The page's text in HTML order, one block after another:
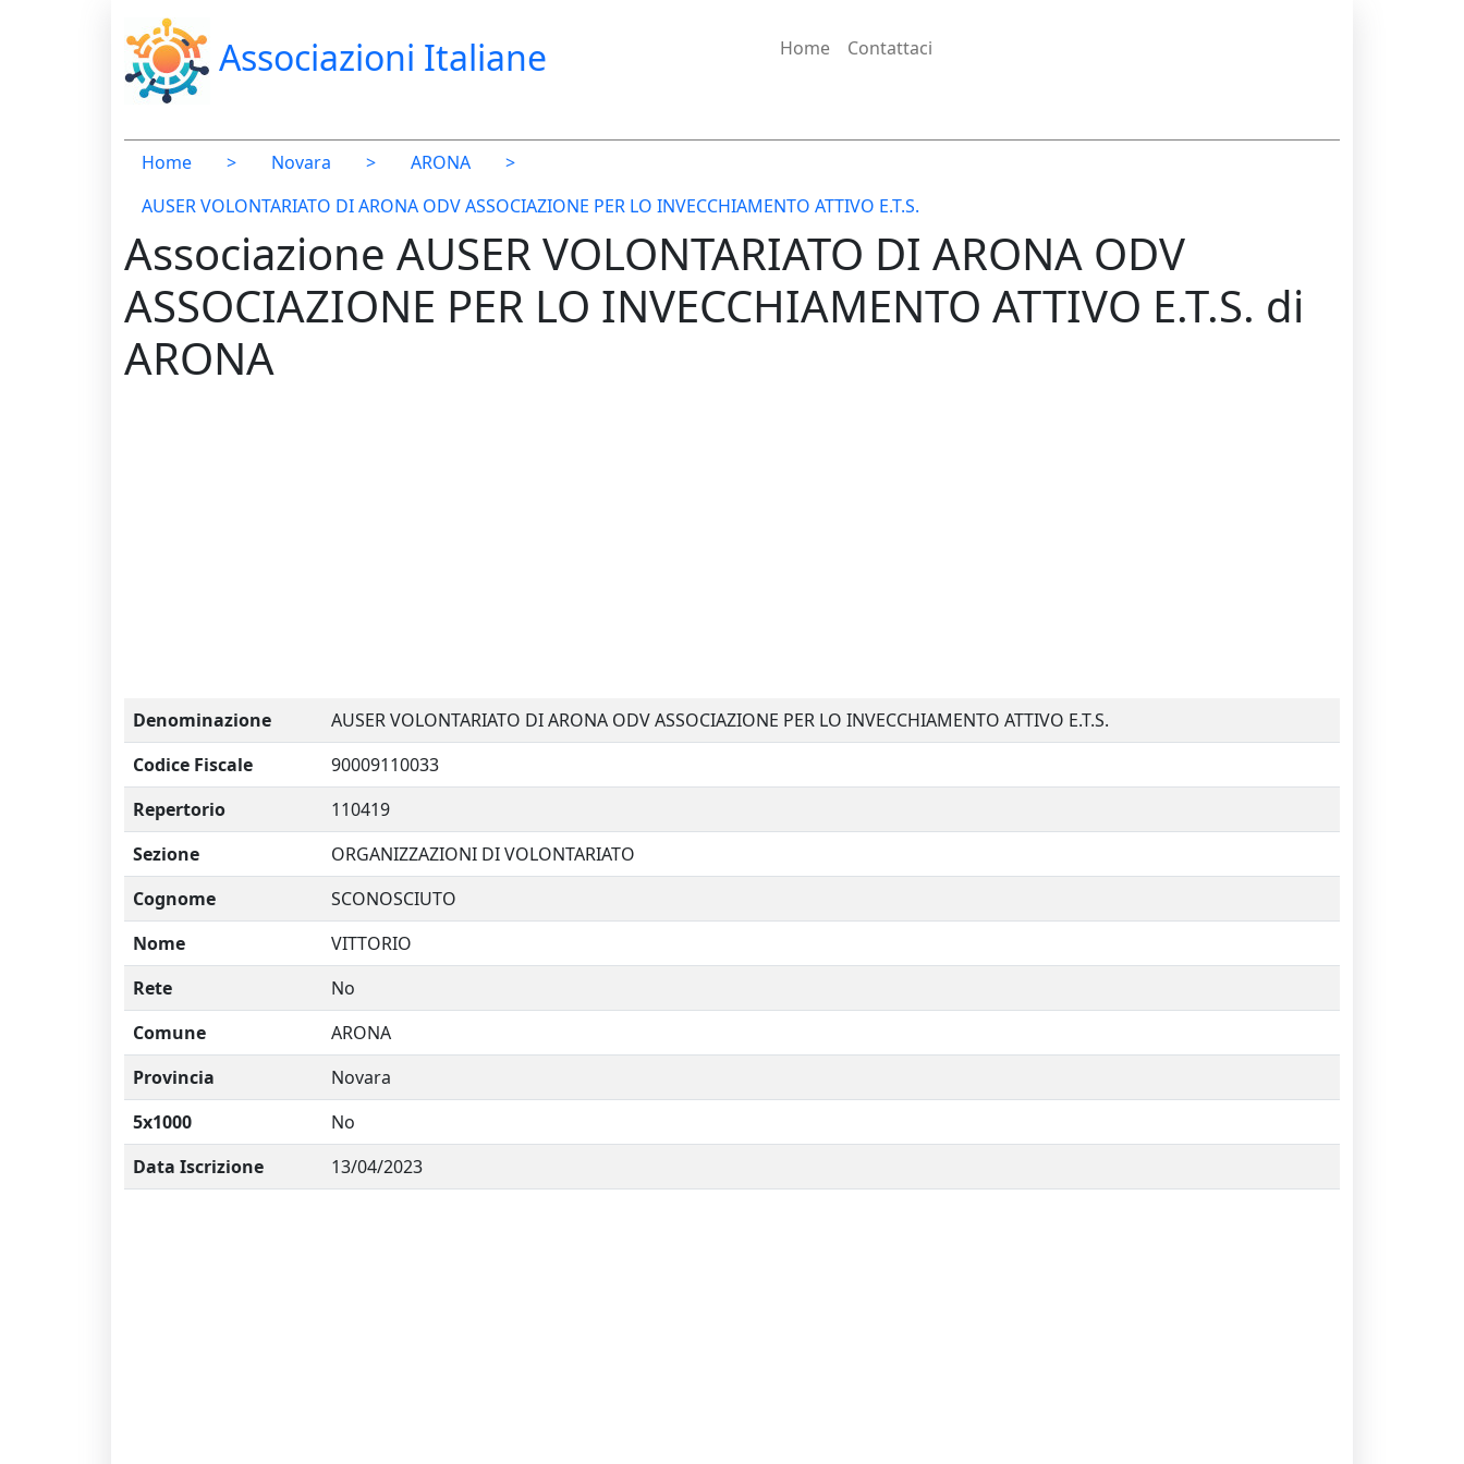
Associazioni Italiane Home Contattaci
Home > Novara > ARONA
>
AUSER VOLONTARIATO DI ARONA ODV ASSOCIAZIONE PER LO INVECCHIAMENTO ATTIVO E.T.S.
Associazione AUSER VOLONTARIATO DI ARONA ODV
ASSOCIAZIONE PER LO INVECCHIAMENTO ATTIVO E.T.S. di
ARONA
Denominazione
AUSER VOLONTARIATO DI ARONA ODV ASSOCIAZIONE PER LO INVECCHIAMENTO ATTIVO E.T.S.
Codice Fiscale
90009110033
Repertorio
110419
Sezione
ORGANIZZAZIONI DI VOLONTARIATO
Cognome
SCONOSCIUTO
Nome
VITTORIO
Rete
No
Comune
ARONA
Provincia
Novara
5x1000
No
Data Iscrizione
13/04/2023